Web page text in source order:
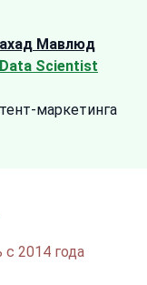
Мавлюд
Scientist
маркетинга
2014 года